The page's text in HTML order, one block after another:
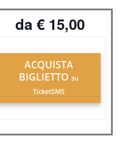
da € 15,00
ACQUISTA
BIGLIETTO su
TicketSMS